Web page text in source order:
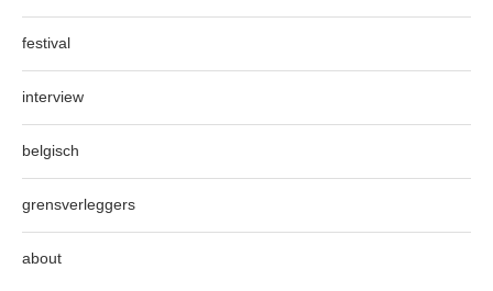
festival
interview
belgisch
grensverleggers
about